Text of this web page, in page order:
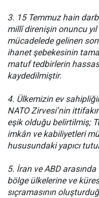
3. 15 Temmuz hain
millî direnişin onuncu
mücadelede gelinen
ihanet şebekesinin
matuf tedbirlerin
kaydedilmiştir.
4. Ülkemizin ev
NATO Zirvesi’nin
eşik olduğu belirtilmiş;
imkân ve kabiliyetleri
hususundaki yapıcı
5. İran ve ABD
bölge ülkelerine ve
sıçramasının